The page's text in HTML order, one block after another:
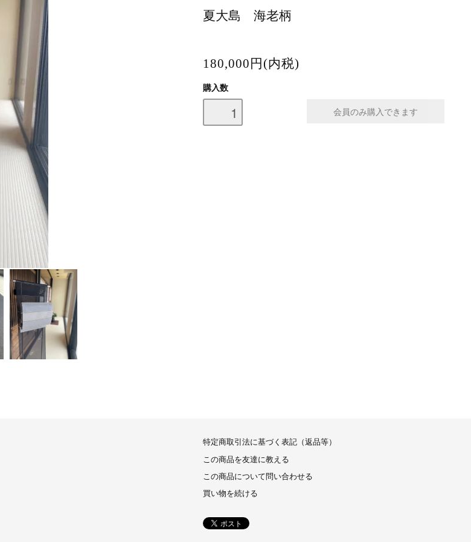
夏大島 海老柄
180,000円(内税)
購入数
特定商取引法に基づく表記（返品等）
この商品を友達に教える
この商品について問い合わせる
買い物を続ける